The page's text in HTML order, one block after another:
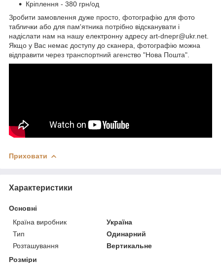
Кріплення - 380 грн/од
Зробити замовлення дуже просто, фотографію для фото
таблички або для пам'ятника потрібно відсканувати і
надіслати нам на нашу електронну адресу art-dnepr@ukr.net.
Якщо у Вас немає доступу до сканера, фотографію можна
відправити через транспортний агенство "Нова Пошта".
Приховати
Характеристики
Основні
Країна виробник
Україна
Тип
Одинарний
Розташування
Вертикальне
Розміри